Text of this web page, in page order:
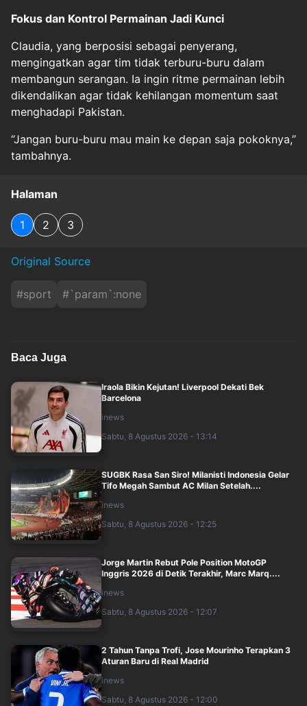
Fokus dan Kontrol Permainan Jadi Kunci
Claudia, yang berposisi sebagai penyerang,
mengingatkan agar tim tidak terburu-buru dalam
membangun serangan. Ia ingin ritme permainan lebih
dikendalikan agar tidak kehilangan momentum saat
menghadapi Pakistan.
“Jangan buru-buru mau main ke depan saja pokoknya,”
tambahnya.
Halaman
1 2 3
Original Source
#sport #`param`:none
Baca Juga
Iraola Bikin Kejutan! Liverpool Dekati Bek
Barcelona
inews
Sabtu, 8 Agustus 2026 - 13:14
SUGBK Rasa San Siro! Milanisti Indonesia Gelar
Tifo Megah Sambut AC Milan Setelah....
inews
Sabtu, 8 Agustus 2026 - 12:25
Jorge Martin Rebut Pole Position MotoGP
Inggris 2026 di Detik Terakhir, Marc Marq....
inews
Sabtu, 8 Agustus 2026 - 12:07
2 Tahun Tanpa Trofi, Jose Mourinho Terapkan 3
Aturan Baru di Real Madrid
inews
Sabtu, 8 Agustus 2026 - 12:00